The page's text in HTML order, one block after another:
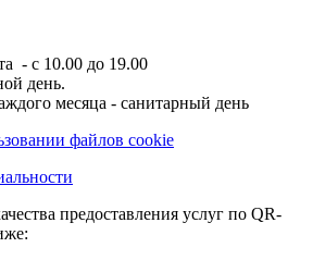
- с 10.00 до 19.00
день.
месяца - санитарный день
файлов cookie
предоставления услуг по QR-